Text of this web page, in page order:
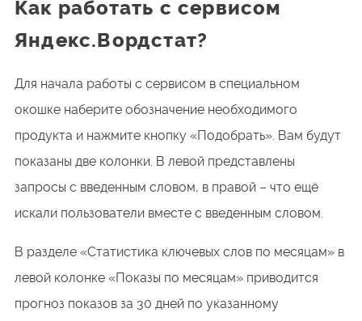
Как работать с сервисом
Яндекс.Вордстат?
Для начала работы с сервисом в специальном
окошке наберите обозначение необходимого
продукта и нажмите кнопку «Подобрать». Вам будут
показаны две колонки. В левой представлены
запросы с введенным словом, в правой – что ещё
искали пользователи вместе с введенным словом.
В разделе «Статистика ключевых слов по месяцам» в
левой колонке «Показы по месяцам» приводится
прогноз показов за 30 дней по указанному